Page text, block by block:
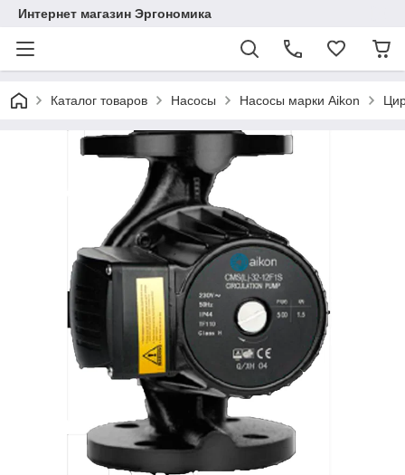
Интернет магазин Эргономика
Каталог товаров Насосы Насосы марки Aikon